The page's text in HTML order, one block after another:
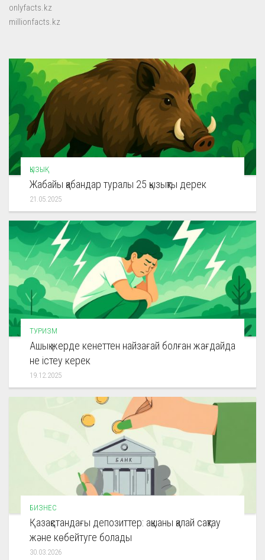
onlyfacts.kz
millionfacts.kz
ҚЫЗЫҚ
Жабайы қабандар туралы 25 қызықты дерек
21.05.2025
ТУРИЗМ
Ашық жерде кенеттен найзағай болған жағдайда
не істеу керек
19.12.2025
БИЗНЕС
Қазақстандағы депозиттер: ақшаны қалай сақтау
және көбейтуге болады
30.03.2026